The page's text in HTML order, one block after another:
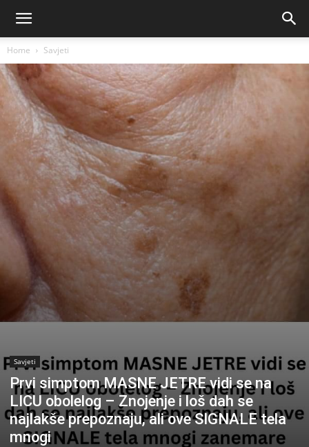
Home Savjeti
Savjeti
Prvi simptom MASNE JETRE vidi se na
LICU obolelog – Znojenje i loš dah se
najlakše prepoznaju, ali ove SIGNALE tela
mnogi